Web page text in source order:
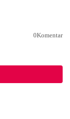
0Komentar